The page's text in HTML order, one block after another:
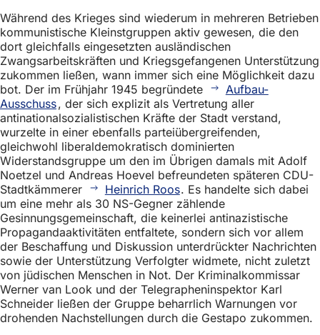
Während des Krieges sind wiederum in mehreren Betrieben
kommunistische Kleinstgruppen aktiv gewesen, die den
dort gleichfalls eingesetzten ausländischen
Zwangsarbeitskräften und Kriegsgefangenen Unterstützung
zukommen ließen, wann immer sich eine Möglichkeit dazu
bot. Der im Frühjahr 1945 begründete
Aufbau-
Ausschuss, der sich explizit als Vertretung aller
antinationalsozialistischen Kräfte der Stadt verstand,
wurzelte in einer ebenfalls parteiübergreifenden,
gleichwohl liberaldemokratisch dominierten
Widerstandsgruppe um den im Übrigen damals mit Adolf
Noetzel und Andreas Hoevel befreundeten späteren CDU-
Stadtkämmerer
Heinrich Roos. Es handelte sich dabei
um eine mehr als 30 NS-Gegner zählende
Gesinnungsgemeinschaft, die keinerlei antinazistische
Propagandaaktivitäten entfaltete, sondern sich vor allem
der Beschaffung und Diskussion unterdrückter Nachrichten
sowie der Unterstützung Verfolgter widmete, nicht zuletzt
von jüdischen Menschen in Not. Der Kriminalkommissar
Werner van Look und der Telegrapheninspektor Karl
Schneider ließen der Gruppe beharrlich Warnungen vor
drohenden Nachstellungen durch die Gestapo zukommen.